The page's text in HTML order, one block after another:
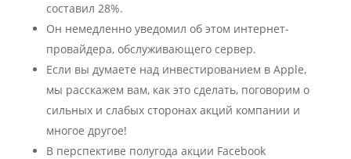
составил 28%.
Он немедленно уведомил об этом интернет-
провайдера, обслуживающего сервер.
Если вы думаете над инвестированием в Apple,
мы расскажем вам, как это сделать, поговорим о
сильных и слабых сторонах акций компании и
многое другое!
В перспективе полугода акции Facebook